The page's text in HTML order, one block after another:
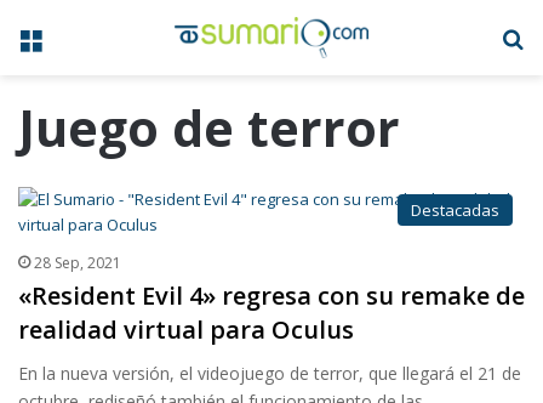
Menú
Juego de terror
Destacadas
28 Sep, 2021
«Resident Evil 4» regresa con su remake de
realidad virtual para Oculus
En la nueva versión, el videojuego de terror, que llegará el 21 de